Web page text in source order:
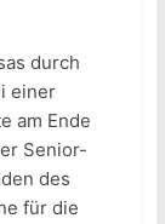
durch
einer
am Ende
Senior-
des
für die